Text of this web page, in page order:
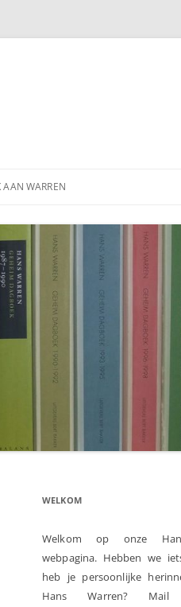
AAN WARREN
WELKOM
Welkom op onze
webpagina. Hebben we
heb je persoonlijke
Hans Warren?